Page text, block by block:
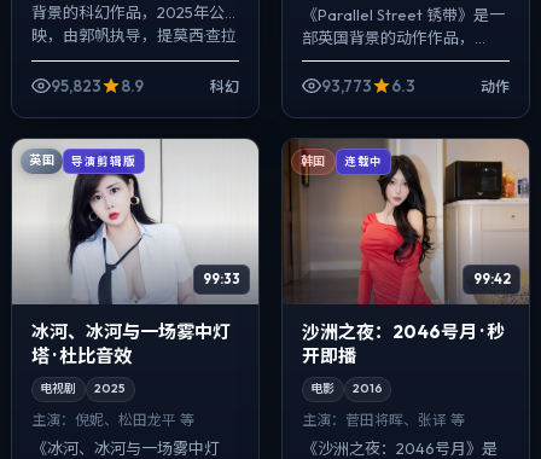
背景的科幻作品，2025年公
映，由郭帆执导，提莫西·查拉
梅、亚当·德赖弗、大鹏等主
演。配乐克制，关键场面反而
95,823 8.9 科幻
《Parallel Street 锈带》是一
部英国背景的动作作品，
2023年公映，由洪常秀执
导，裴斗娜、雷佳音、金高银
93,773 6.3 动作
英国 导演剪辑版
99:33
冰河、冰河与一场雾中灯
塔 · 杜比音效
电视剧 2025
主演： 倪妮、松田龙平 等
《冰河、冰河与一场雾中灯
韩国 连载中
99:42
沙洲之夜：2046号月 · 秒
开即播
电影 2016
主演： 菅田将晖、张译 等
《沙洲之夜：2046号月》是